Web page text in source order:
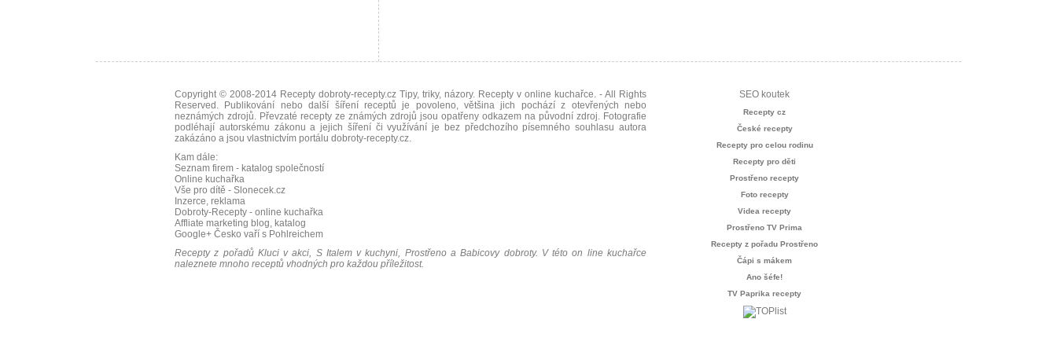
Copyright © 2008-2014 Recepty dobroty-recepty.cz Tipy, triky, názory. Recepty v online kuchařce. - All Rights
Reserved. Publikování nebo další šíření receptů je povoleno, většina jich pochází z otevřených nebo
neznámých zdrojů. Převzaté recepty ze známých zdrojů jsou opatřeny odkazem na původní zdroj. Fotografie
podléhají autorskému zákonu a jejich šíření či využívání je bez předchozího písemného souhlasu autora
zakázáno a jsou vlastnictvím portálu dobroty-recepty.cz.
Kam dále:
Seznam firem - katalog společností
Online kuchařka
Vše pro dítě - Slonecek.cz
Inzerce, reklama
Dobroty-Recepty - online kuchařka
Affliate marketing blog, katalog
Google+ Česko vaří s Pohlreichem
Recepty z pořadů Kluci v akci, S Italem v kuchyni, Prostřeno a Babicovy dobroty. V této on line kuchařce
naleznete mnoho receptů vhodných pro každou příležitost.
SEO koutek
Recepty cz
České recepty
Recepty pro celou rodinu
Recepty pro děti
Prostřeno recepty
Foto recepty
Videa recepty
Prostřeno TV Prima
Recepty z pořadu Prostřeno
Čápi s mákem
Ano šéfe!
TV Paprika recepty